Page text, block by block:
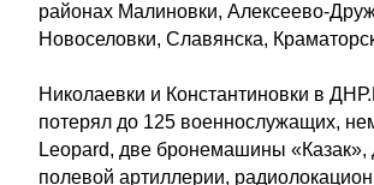
районах Малиновки, Алексеево-
Новоселовки, Славянска,
Николаевки и Константиновки в
потерял до 125 военнослужащих,
Leopard, две бронемашины «Казак»,
полевой артиллерии,